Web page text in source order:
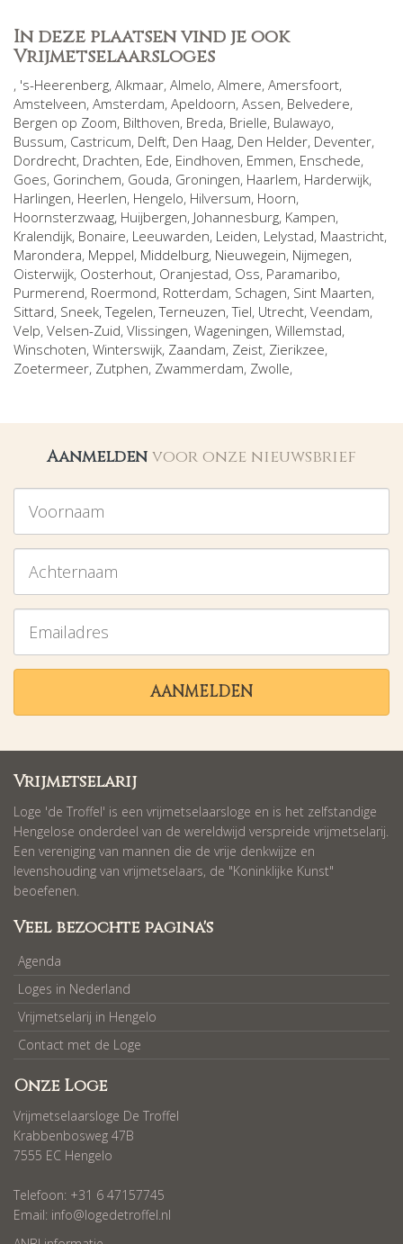
In deze plaatsen vind je ook
Vrijmetselaarsloges
, 's-Heerenberg, Alkmaar, Almelo, Almere, Amersfoort,
Amstelveen, Amsterdam, Apeldoorn, Assen, Belvedere,
Bergen op Zoom, Bilthoven, Breda, Brielle, Bulawayo,
Bussum, Castricum, Delft, Den Haag, Den Helder, Deventer,
Dordrecht, Drachten, Ede, Eindhoven, Emmen, Enschede,
Goes, Gorinchem, Gouda, Groningen, Haarlem, Harderwijk,
Harlingen, Heerlen, Hengelo, Hilversum, Hoorn,
Hoornsterzwaag, Huijbergen, Johannesburg, Kampen,
Kralendijk, Bonaire, Leeuwarden, Leiden, Lelystad, Maastricht,
Marondera, Meppel, Middelburg, Nieuwegein, Nijmegen,
Oisterwijk, Oosterhout, Oranjestad, Oss, Paramaribo,
Purmerend, Roermond, Rotterdam, Schagen, Sint Maarten,
Sittard, Sneek,Tegelen,Terneuzen,Tiel, Utrecht, Veendam,
Velp, Velsen-Zuid, Vlissingen, Wageningen, Willemstad,
Winschoten, Winterswijk, Zaandam, Zeist, Zierikzee,
Zoetermeer, Zutphen, Zwammerdam, Zwolle,
Aanmelden voor onze nieuwsbrief
Voornaam
Achternaam
Emailadres
AANMELDEN
Vrijmetselarij
Loge 'de Troffel' is een vrijmetselaarsloge en is het zelfstandige
Hengelose onderdeel van de wereldwijd verspreide vrijmetselarij.
Een vereniging van mannen die de vrije denkwijze en
levenshouding van vrijmetselaars, de "Koninklijke Kunst"
beoefenen.
Veel bezochte pagina's
Agenda
Loges in Nederland
Vrijmetselarij in Hengelo
Contact met de Loge
Onze Loge
Vrijmetselaarsloge De Troffel
Krabbenbosweg 47B
7555 EC Hengelo
Telefoon: +31 6 47157745
Email: info@logedetroffel.nl